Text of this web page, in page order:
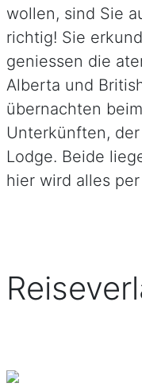
wollen, sind Sie
richtig! Sie
geniessen die
Alberta und
übernachten
Unterkünften,
Lodge. Beide
hier wird alles